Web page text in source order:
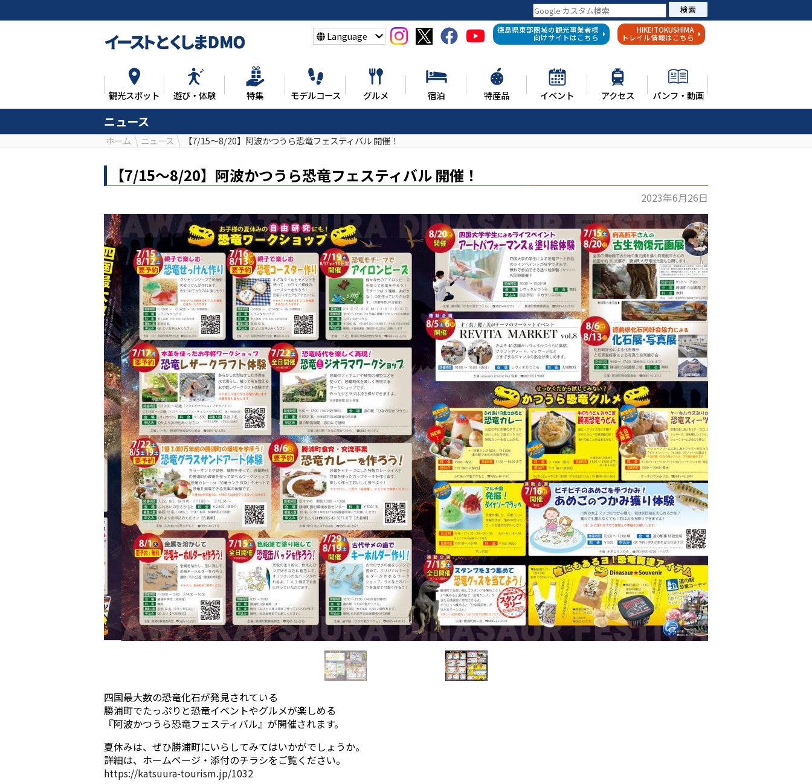
検索
Language
徳島県東部圏域の観光事業者様
向けサイトはこちら
HIKE!TOKUSHIMA
トレイル情報はこちら
観光スポット 遊び・体験 特集 モデルコース グルメ 宿泊 特産品 イベント アクセス パンフ・動画
ニュース
ホーム ニュース 【7/15～8/20】阿波かつうら恐竜フェスティバル 開催！
【7/15～8/20】阿波かつうら恐竜フェスティバル 開催！
2023年6月26日
​四国最大数の恐竜化石が発見されている
勝浦町でたっぷりと恐竜イベントやグルメが楽しめる
『阿波かつうら恐竜フェスティバル』が開催されます。
夏休みは、ぜひ勝浦町にいらしてみてはいかがでしょうか。
詳細は、ホームページ・添付のチラシをご覧ください。
https://katsuura-tourism.jp/1032